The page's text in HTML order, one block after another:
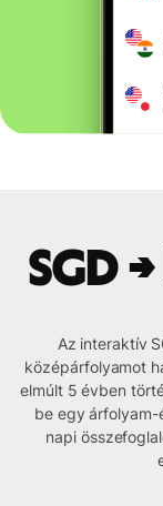
SGD
Az interaktív
középárfolyamot
elmúlt 5 évben
be egy árfolyam-
napi